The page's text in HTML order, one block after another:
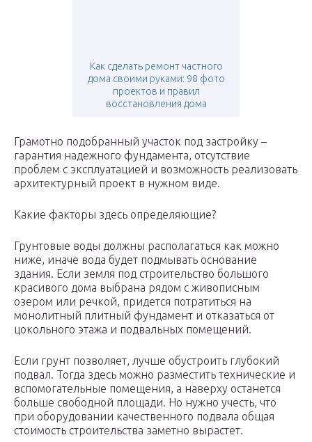
Как сделать ремонт частного
дома своими руками: 98 фото
проектов и правил
восстановления дома
Грамотно подобранный участок под застройку –
гарантия надежного фундамента, отсутствие
проблем с эксплуатацией и возможность реализовать
архитектурный проект в нужном виде.
Какие факторы здесь определяющие?
Грунтовые воды должны располагаться как можно
ниже, иначе вода будет подмывать основание
здания. Если земля под строительство большого
красивого дома выбрана рядом с живописным
озером или речкой, придется потратиться на
монолитный плитный фундамент и отказаться от
цокольного этажа и подвальных помещений.
Если грунт позволяет, лучше обустроить глубокий
подвал. Тогда здесь можно разместить технические и
вспомогательные помещения, а наверху останется
больше свободной площади. Но нужно учесть, что
при оборудовании качественного подвала общая
стоимость строительства заметно вырастет.